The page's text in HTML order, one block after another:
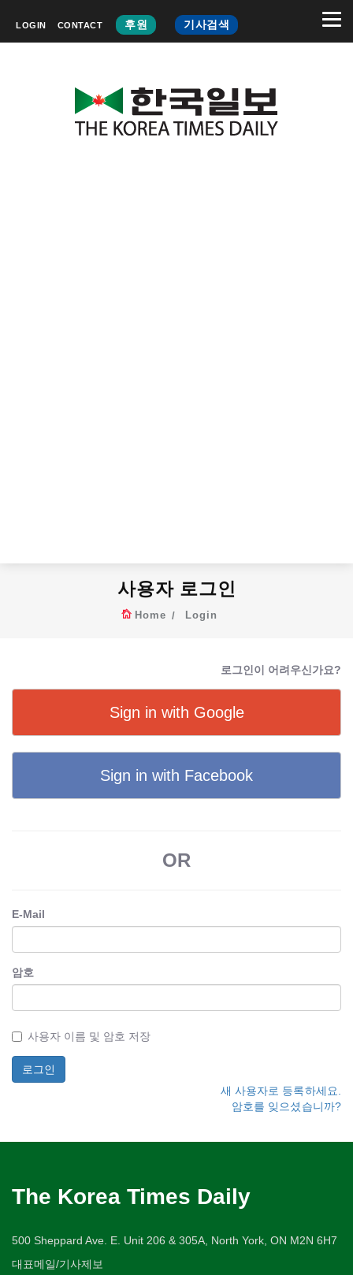
LOGIN CONTACT 후원 기사검색
사용자 로그인
Home Login
로그인이 어려우신가요?
Sign in with Google
Sign in with Facebook
OR
E-Mail
암호
사용자 이름 및 암호 저장
새 사용자로 등록하세요.
암호를 잊으셨습니까?
The Korea Times Daily
500 Sheppard Ave. E. Unit 206 & 305A, North York, ON M2N 6H7
대표메일/기사제보